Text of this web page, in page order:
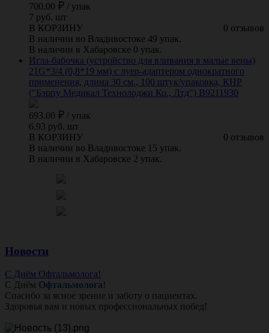
700.00 / упак
7 руб. шт
0 отзывов
В КОРЗИНУ
В наличии во Владивостоке 49 упак.
В наличии в Хабаровске 0 упак.
Игла-бабочка (устройство для вливания в малые вены)
21G*3/4 (0,8*19 мм) с луер-адаптером однократного
применения, длина 30 см., 100 штук/упаковка, КНР
("Бэрпу Медикал Технолоджи Ко., Лтд") B9211930
693.00 / упак
6.93 руб. шт
0 отзывов
В КОРЗИНУ
В наличии во Владивостоке 15 упак.
В наличии в Хабаровске 2 упак.
Новости
С Днём Офтальмолога!
С Днём Офтальмолога!
Спасибо за ясное зрение и заботу о пациентах.
Здоровья вам и новых профессиональных побед!